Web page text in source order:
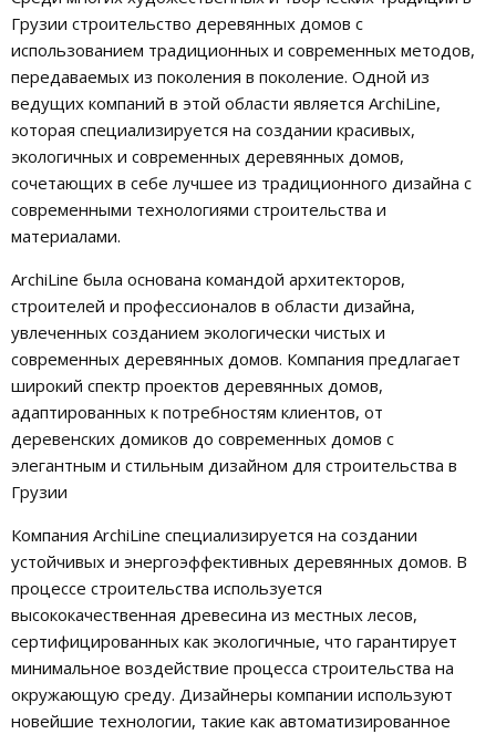
Грузии строительство деревянных домов с
использованием традиционных и современных методов,
передаваемых из поколения в поколение. Одной из
ведущих компаний в этой области является ArchiLine,
которая специализируется на создании красивых,
экологичных и современных деревянных домов,
сочетающих в себе лучшее из традиционного дизайна с
современными технологиями строительства и
материалами.
ArchiLine была основана командой архитекторов,
строителей и профессионалов в области дизайна,
увлеченных созданием экологически чистых и
современных деревянных домов. Компания предлагает
широкий спектр проектов деревянных домов,
адаптированных к потребностям клиентов, от
деревенских домиков до современных домов с
элегантным и стильным дизайном для строительства в
Грузии
Компания ArchiLine специализируется на создании
устойчивых и энергоэффективных деревянных домов. В
процессе строительства используется
высококачественная древесина из местных лесов,
сертифицированных как экологичные, что гарантирует
минимальное воздействие процесса строительства на
окружающую среду. Дизайнеры компании используют
новейшие технологии, такие как автоматизированное